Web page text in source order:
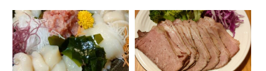
びっくりした と言っていました
定期的に点検に来てくれるので小
さな卓上カレンダーには記入して
ありますが夫はカレンダー等見
て...
車で出掛けました銀行に行かなけ
ればいけないのに暑くて後回しに
していたのです日陰を選びつつ
自...